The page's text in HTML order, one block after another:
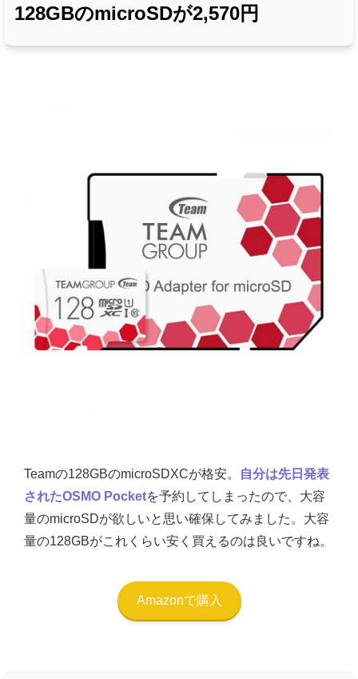
128GBのmicroSDが2,570円
Teamの128GBのmicroSDXCが格安。
自分は先日発表
されたOSMO Pocketを予約してしまったので、大容
量のmicroSDが欲しいと思い確保してみました。大容
量の128GBがこれくらい安く買えるのは良いですね。
Amazonで購入